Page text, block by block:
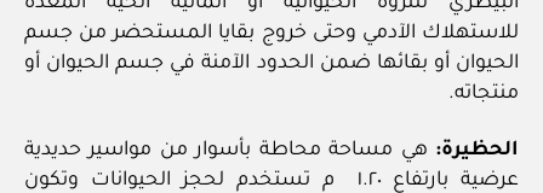
للاستهلاك الآدمي وحتى خروج بقايا المستحضر من جسم
الحيوان أو بقائها ضمن الحدود الآمنة في جسم الحيوان أو
منتجاته.
الحظيرة: هي مساحة محاطة بأسوار من مواسير حديدية
عرضية بارتفاع ١.٢٠ م تستخدم لحجز الحيوانات وتكون